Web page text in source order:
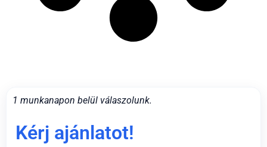
1 munkanapon belül válaszolunk.
Kérj ajánlatot!